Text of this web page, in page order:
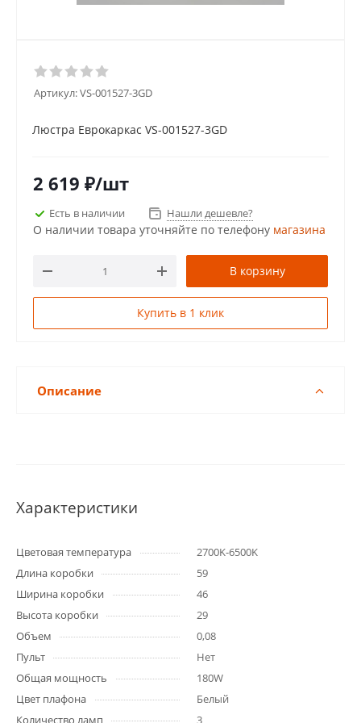
Артикул:VS-001527-3GD
Люстра Еврокаркас VS-001527-3GD
2 619 ₽/шт
Есть в наличии Нашли дешевле?
О наличии товара уточняйте по телефону магазина
В корзину
Купить в 1 клик
Описание
Характеристики
Цветовая температура
2700K-6500K
Длина коробки
59
Ширина коробки
46
Высота коробки
29
Объем
0,08
Пульт
Нет
Общая мощность
180W
Цвет плафона
Белый
Количество ламп
3